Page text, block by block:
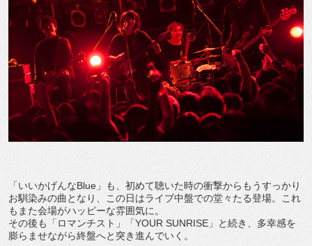
「いいかげんなBlue」も、初めて聴いた時の衝撃からもうすっかり
お馴染みの曲となり、この日はライブ中盤での堂々たる登場。これ
もまた会場がハッピーな雰囲気に。
その後も「ロマンチスト」「YOUR SUNRISE」と続き、多幸感を
膨らませながら終盤へと突き進んでいく。